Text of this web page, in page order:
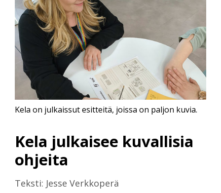
Kela julkaisee kuvallisia
ohjeita
Teksti: Jesse Verkkoperä
Kela on julkaissut esitteitä, joissa on paljon kuvia.